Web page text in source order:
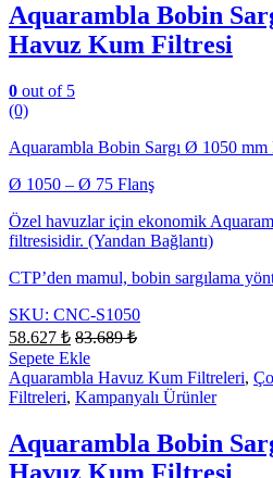
Aquarambla Bobin
Havuz Kum Filtresi
0 out of 5
(0)
Aquarambla Bobin Sargı Ø 1050
Ø 1050 – Ø 75 Flanş
Özel havuzlar için ekonomik
filtresisidir. (Yandan Bağlantı)
CTP’den mamul, bobin sargılama
SKU: CNC-S1050
58.627 ₺ 83.689₺
Sepete Ekle
Aquarambla Havuz Kum Filtreleri,
Filtreleri, Kampanyalı Ürünler
Aquarambla Bobin